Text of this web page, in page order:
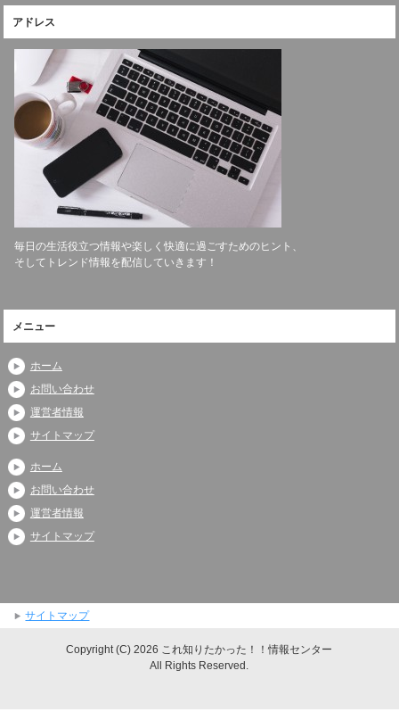
アドレス
毎日の生活役立つ情報や楽しく快適に過ごすためのヒント、
そしてトレンド情報を配信していきます！
メニュー
ホーム
お問い合わせ
運営者情報
サイトマップ
ホーム
お問い合わせ
運営者情報
サイトマップ
サイトマップ
Copyright (C) 2026 これ知りたかった！！情報センター
All Rights Reserved.